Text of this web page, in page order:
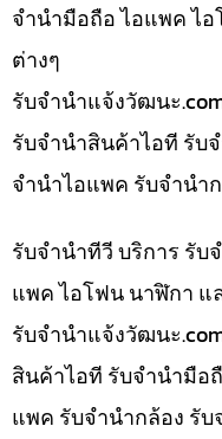
จำนำมือถือ ไอแพค ไ
ต่างๆ
รับจํานําแจ้งวัฒนะ
รับจำนำสินค้าไอที รับ
จำนำไอแพค รับจำนำก
รับจำนำทีวี บริการ รั
แพค ไอโฟน นาฬิกา แ
รับจํานําแจ้งวัฒนะ
สินค้าไอที รับจำนำมือ
แพค รับจำนำกล้อง รับ